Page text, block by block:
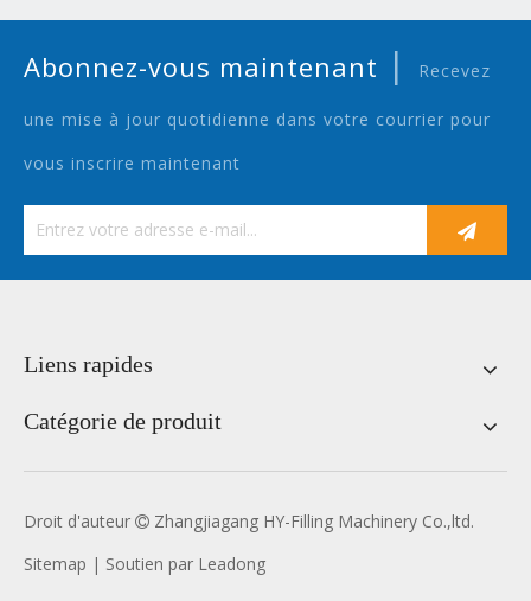
Abonnez-vous maintenant | Recevez
une mise à jour quotidienne dans votre courrier pour
vous inscrire maintenant
Liens rapides
Catégorie de produit
Droit d'auteur  Zhangjiagang HY-Filling Machinery Co.,ltd.
Sitemap | Soutien par Leadong